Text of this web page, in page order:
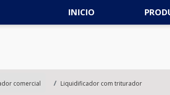
INICIO
comercial Liquidificador com triturador